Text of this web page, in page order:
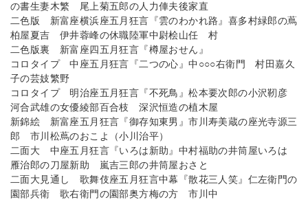
の書生妻木繁 尾上菊五郎の人力俥夫後家直
二色版 新富座横浜座五月狂言『雲のわかれ路』喜多村緑郎の蔦
柏屋夏吉 伊井蓉峰の休職陸軍中尉桧山任 村
二色版裏 新富座四五月狂言『樽屋おせん』
コロタイプ 中座五月狂言『二つの心』中○○○右衛門 村田嘉久
子の芸妓繁野
コロタイプ 明治座五月狂言『不死鳥』松本要次郎の小沢靭彦
河合武雄の女優綾部百合枝 深沢恒造の植木屋
新錦絵 新富座五月狂言『御存知東男』市川寿美蔵の座光寺源三
郎 市川松蔦のおこよ（小川治平）
二面大 中座五月狂言『いろは新助』中村福助の井筒屋いろは
雁治郎の刀屋新助 嵐吉三郎の井筒屋おさと
二面大見通し 歌舞伎座五月狂言中幕『散花三人笑』仁左衛門の
園部兵衛 歌右衛門の園部奥方梅の方 市川中